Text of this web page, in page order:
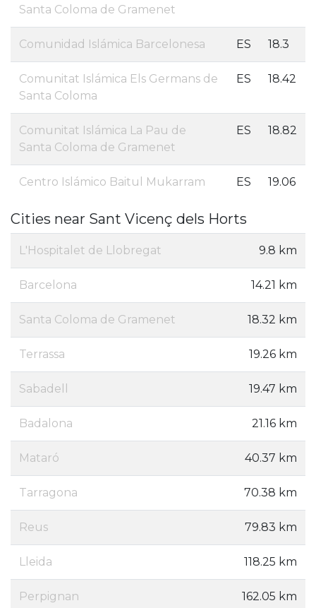
Santa Coloma de Gramenet
Comunidad Islámica Barcelonesa ES 18.3
Comunitat Islámica Els Germans de
Santa Coloma
ES 18.42
Comunitat Islámica La Pau de
Santa Coloma de Gramenet
ES 18.82
Centro Islámico Baitul Mukarram ES 19.06
Cities near Sant Vicenç dels Horts
L'Hospitalet de Llobregat 9.8 km
Barcelona 14.21 km
Santa Coloma de Gramenet 18.32 km
Terrassa 19.26 km
Sabadell 19.47 km
Badalona 21.16 km
Mataró 40.37 km
Tarragona 70.38 km
Reus 79.83 km
Lleida 118.25 km
Perpignan 162.05 km